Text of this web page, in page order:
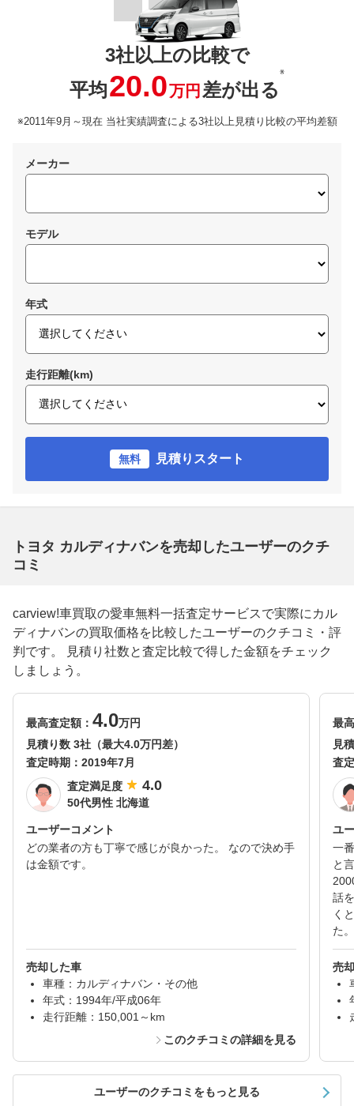
3社以上の比較で
平均20.0万円 差が出る
※
※2011年9月～現在 当社実績調査による3社以上見積り比較の平均差額
メーカー
モデル
年式
走行距離(km)
無料 見積りスタート
トヨタ カルディナバンを売却したユーザーのクチ
コミ
carview!車買取の愛車無料一括査定サービスで実際にカル
ディナバンの買取価格を比較したユーザーのクチコミ・評
判です。 見積り社数と査定比較で得した金額をチェック
しましょう。
最高査定額： 4.0万円
見積り数 3社（最大4.0万円差）
査定時期： 2019年7月
査定満足度
4.0
50代男性 北海道
ユーザーコメント
どの業者の方も丁寧で感じが良かった。 なので決め手
は金額です。
売却した車
車種：カルディナバン・その他
年式：1994年/平成06年
走行距離：150,001～km
このクチコミの詳細を見る
最
見
査
ユ
一
と
話
く
た
売
ユーザーのクチコミをもっと見る